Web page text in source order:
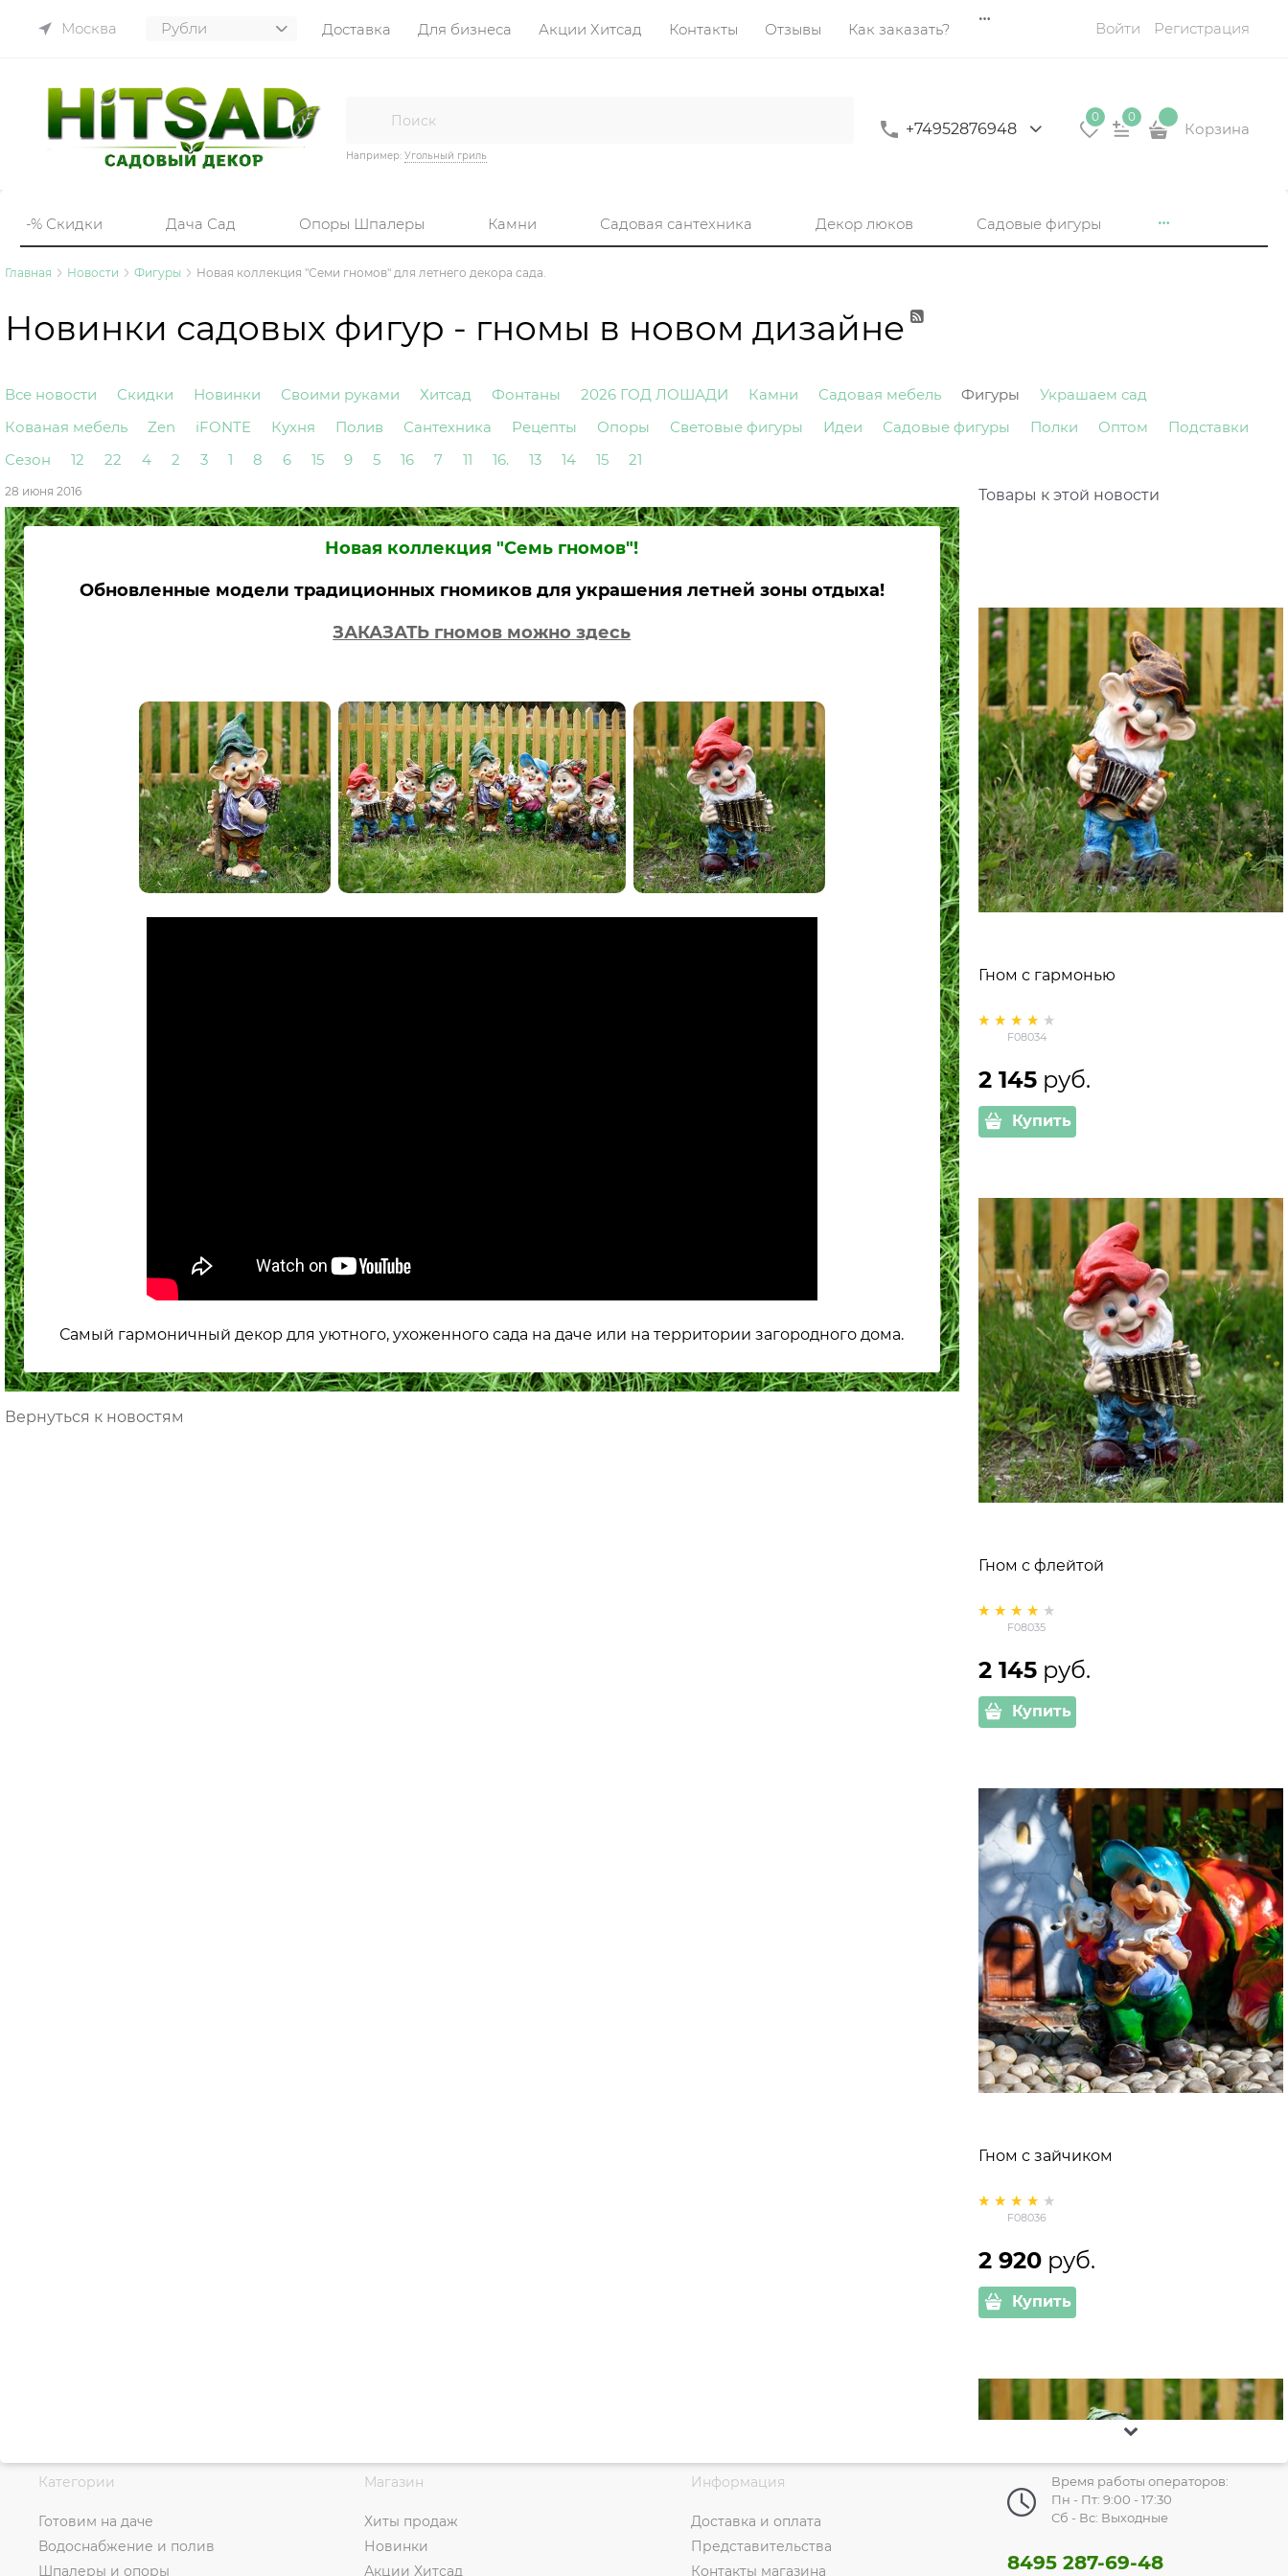
Москва Доставка Для бизнеса Акции Хитсад Контакты Отзывы Как заказать? Войти Регистрация
Например: Угольный гриль
+74952876948
0 0
Корзина
-% Скидки Дача Сад Опоры Шпалеры Камни Садовая сантехника Декор люков Садовые фигуры
Главная Новости Фигуры Новая коллекция "Семи гномов" для летнего декора сада.
Новинки садовых фигур - гномы в новом дизайне
Все новости Скидки Новинки Своими руками Хитсад Фонтаны 2026 ГОД ЛОШАДИ Камни Садовая мебель Фигуры
Украшаем сад
Кованая мебель
Zen iFONTE Кухня Полив Сантехника Рецепты Опоры Световые фигуры Идеи Садовые фигуры Полки Оптом
Подставки
Сезон
12 22 4 2 3 1 8 6 15 9 5 16 7 11 16. 13 14 15 21
28 июня 2016
Новая коллекция "Семь гномов"!
Обновленные модели традиционных гномиков для украшения летней зоны отдыха!
ЗАКАЗАТЬ гномов можно здесь
Самый гармоничный декор для уютного, ухоженного сада на даче или на территории загородного дома.
Вернуться к новостям
Товары к этой новости
Гном с гармонью
F08034
2 145 руб.
Купить
Гном с флейтой
F08035
2 145 руб.
Купить
Гном с зайчиком
F08036
2 920 руб.
Купить
Категории
Готовим на даче
Водоснабжение и полив
Шпалеры и опоры
Магазин
Хиты продаж
Новинки
Акции Хитсад
Информация
Доставка и оплата
Представительства
Контакты магазина
Время работы операторов:
Пн - Пт: 9:00 - 17:30
Сб - Вс: Выходные
8495 287-69-48